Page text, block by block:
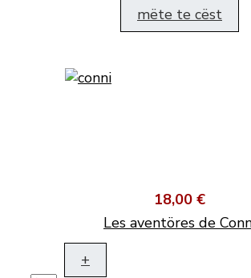
mëte te cëst
18,00 €
Les aventöres de
+